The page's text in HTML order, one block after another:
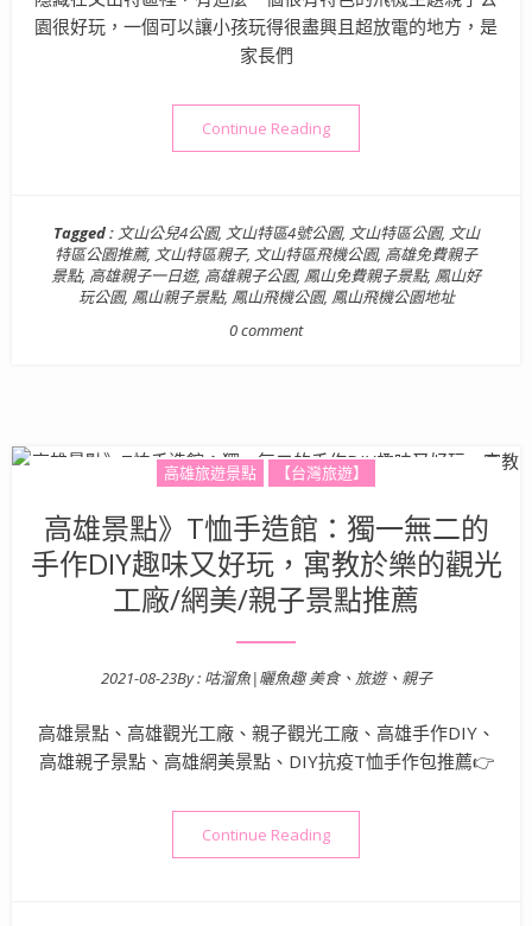
園很好玩，一個可以讓小孩玩得很盡興且超放電的地方，是
家長們
Continue Reading“高雄親子景點》文山特區4
Tagged : 文山公兒4公園, 文山特區4號公園, 文山特區公園, 文山
特區公園推薦, 文山特區親子, 文山特區飛機公園, 高雄免費親子
景點, 高雄親子一日遊, 高雄親子公園, 鳳山免費親子景點, 鳳山好
玩公園, 鳳山親子景點, 鳳山飛機公園, 鳳山飛機公園地址
0 comment
高雄旅遊景點 【台灣旅遊】
高雄景點》T恤手造館：獨一無二的
手作DIY趣味又好玩，寓教於樂的觀光
工廠/網美/親子景點推薦
Posted on
2021-08-23By : 咕溜魚|曬魚趣 美食、旅遊、親子
高雄景點、高雄觀光工廠、親子觀光工廠、高雄手作DIY、
高雄親子景點、高雄網美景點、DIY抗疫T恤手作包推薦👉
Continue Reading“高雄景點》T恤手造館：獨